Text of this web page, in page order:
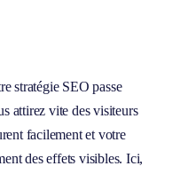
stratégie SEO passe
attirez vite des visiteurs
facilement et votre
des effets visibles. Ici,